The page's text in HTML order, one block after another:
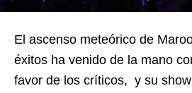
El ascenso meteórico de
éxitos ha venido de la mano
favor de los críticos, y su